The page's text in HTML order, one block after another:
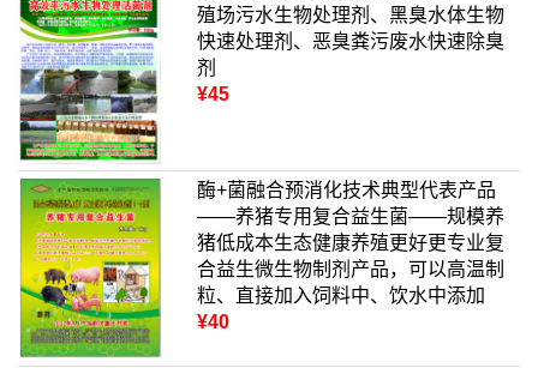
殖场污水生物处理剂、黑臭水体生物
快速处理剂、恶臭粪污废水快速除臭
剂
¥45
酶+菌融合预消化技术典型代表产品
——养猪专用复合益生菌——规模养
猪低成本生态健康养殖更好更专业复
合益生微生物制剂产品，可以高温制
粒、直接加入饲料中、饮水中添加
¥40